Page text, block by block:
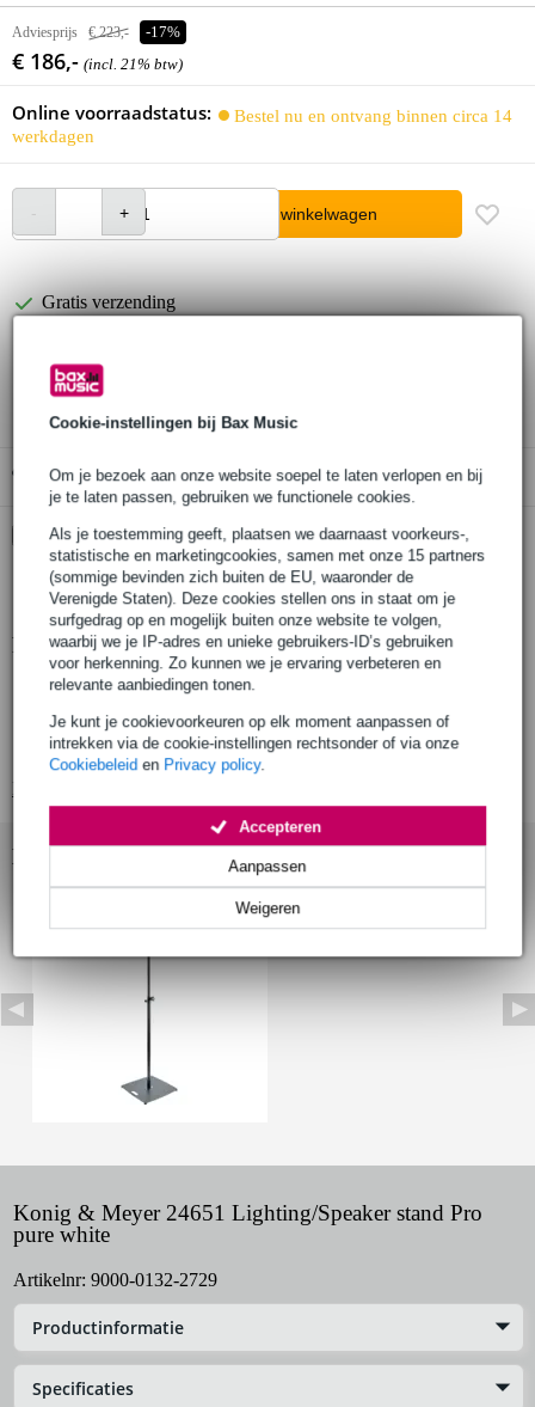
Cookie-instellingen bij Bax Music
Om je bezoek aan onze website soepel te laten verlopen en bij
je te laten passen, gebruiken we functionele cookies.
Als je toestemming geeft, plaatsen we daarnaast voorkeurs-,
statistische en marketingcookies, samen met onze 15 partners
(sommige bevinden zich buiten de EU, waaronder de
Verenigde Staten). Deze cookies stellen ons in staat om je
surfgedrag op en mogelijk buiten onze website te volgen,
waarbij we je IP-adres en unieke gebruikers-ID’s gebruiken
voor herkenning. Zo kunnen we je ervaring verbeteren en
relevante aanbiedingen tonen.
Je kunt je cookievoorkeuren op elk moment aanpassen of
intrekken via de cookie-instellingen rechtsonder of via onze
Cookiebeleid en Privacy policy.
Weigeren
Aanpassen
Accepteren
Adviesprijs € 223,- -17%
€ 186,- (incl. 21% btw)
Online voorraadstatus:
Bestel nu en ontvang binnen circa 14
werkdagen
In winkelwagen
Gratis verzending
3 jaar Bax Music garantie
Gratis ophalen in de winkel
Kies nu voor 2 jaar extra Bax Music garantie en meer
voordelen
€ 9,30 eenmalig
Productinformatie
licht/luidsprekerstatief
in hoogte verstelbaar: van 1420 tot 2420 mm
materiaal: staal
Bekijk ook eens (1)
Konig & Meyer 24651 Lighting/Speaker stand Pro
pure white
Artikelnr: 9000-0132-2729
Productinformatie
Specificaties